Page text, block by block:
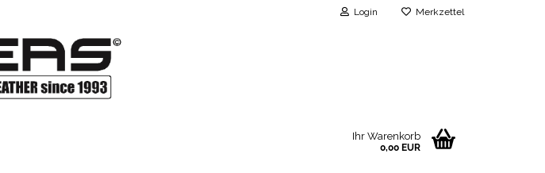
Login Merkzettel
Ihr Warenkorb
0,00 EUR